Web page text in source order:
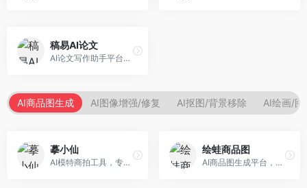
稿易AI论文
AI论文写作助手平台，提供智能化学术写作支持。面向高校学生，支持多种论文类型生成，提供参考文献管理和格式规范服务，操作流程简单。
AI商品图生成 AI图像增强/修复 AI抠图/背景移除 AI绘画/图
摹小仙
AI模特商拍工具，专注于服装电商。面向服装电商卖家，提供虚拟模特试穿、商品展示图生成等服务，模特形象多样，拍摄成本低。
绘蛙商品图
AI商品图生成平台，支持模特换装和场景生成。面向电商卖家，提供商品上身效果展示、场景化商品图生成等服务，电商营销效果显著。